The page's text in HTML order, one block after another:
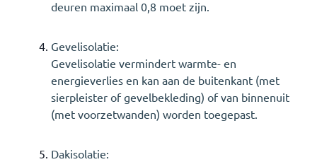
deuren maximaal 0,8 moet zijn.
Gevelisolatie:
Gevelisolatie vermindert warmte- en
energieverlies en kan aan de buitenkant (met
sierpleister of gevelbekleding) of van binnenuit
(met voorzetwanden) worden toegepast.
Dakisolatie: